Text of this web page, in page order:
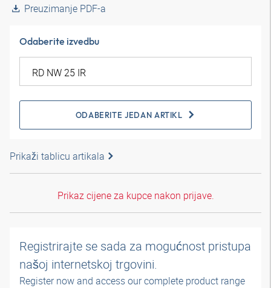
Preuzimanje PDF-a
Odaberite izvedbu
ODABERITE JEDAN ARTIKL
Prikaži tablicu artikala
Prikaz cijene za kupce nakon prijave.
Registrirajte se sada za mogućnost pristupa
našoj internetskoj trgovini.
Register now and access our complete product range